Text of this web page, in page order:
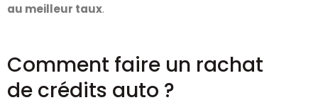
au meilleur taux.
Comment faire un rachat
de crédits auto ?